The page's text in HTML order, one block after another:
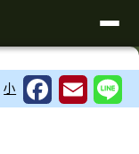
小